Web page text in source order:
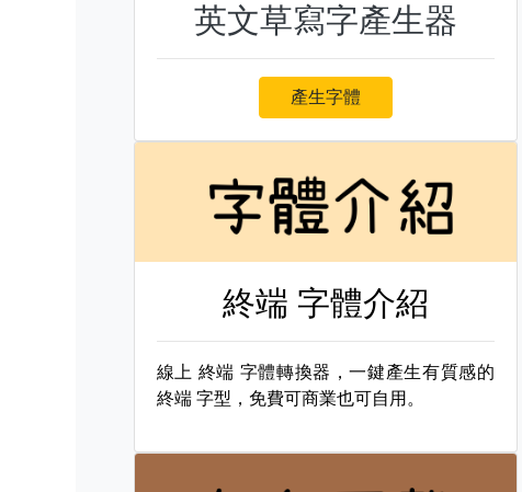
英文草寫字產生器
產生字體
終端 字體介紹
線上 終端 字體轉換器，一鍵產生有質感的
終端 字型，免費可商業也可自用。